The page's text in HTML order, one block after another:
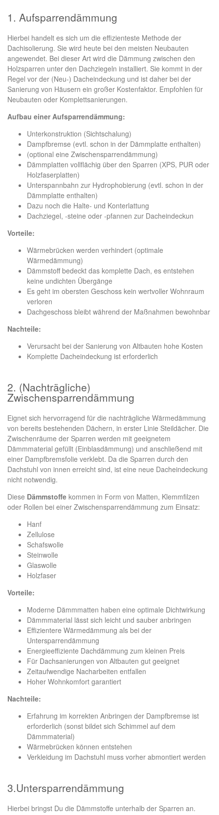
1. Aufsparrendämmung
Hierbei handelt es sich um die effizienteste Methode der
Dachisolierung. Sie wird heute bei den meisten Neubauten
angewendet. Bei dieser Art wird die Dämmung zwischen den
Holzsparren unter den Dachziegeln installiert. Sie kommt in der
Regel vor der (Neu-) Dacheindeckung und ist daher bei der
Sanierung von Häusern ein großer Kostenfaktor. Empfohlen für
Neubauten oder Komplettsanierungen.
Aufbau einer Aufsparrendämmung:
Unterkonstruktion (Sichtschalung)
Dampfbremse (evtl. schon in der Dämmplatte enthalten)
(optional eine Zwischensparrendämmung)
Dämmplatten vollflächig über den Sparren (XPS, PUR oder
Holzfaserplatten)
Unterspannbahn zur Hydrophobierung (evtl. schon in der
Dämmplatte enthalten)
Dazu noch die Halte- und Konterlattung
Dachziegel, -steine oder -pfannen zur Dacheindeckun
Vorteile:
Wärmebrücken werden verhindert (optimale
Wärmedämmung)
Dämmstoff bedeckt das komplette Dach, es entstehen
keine undichten Übergänge
Es geht im obersten Geschoss kein wertvoller Wohnraum
verloren
Dachgeschoss bleibt während der Maßnahmen bewohnbar
Nachteile:
Verursacht bei der Sanierung von Altbauten hohe Kosten
Komplette Dacheindeckung ist erforderlich
2. (Nachträgliche)
Zwischensparrendämmung
Eignet sich hervorragend für die nachträgliche Wärmedämmung
von bereits bestehenden Dächern, in erster Linie Steildächer. Die
Zwischenräume der Sparren werden mit geeignetem
Dämmmaterial gefüllt (Einblasdämmung) und anschließend mit
einer Dampfbremsfolie verklebt. Da die Sparren durch den
Dachstuhl von innen erreicht sind, ist eine neue Dacheindeckung
nicht notwendig.
Diese Dämmstoffe kommen in Form von Matten, Klemmfilzen
oder Rollen bei einer Zwischensparrendämmung zum Einsatz:
Hanf
Zellulose
Schafswolle
Steinwolle
Glaswolle
Holzfaser
Vorteile:
Moderne Dämmmatten haben eine optimale Dichtwirkung
Dämmmaterial lässt sich leicht und sauber anbringen
Effizientere Wärmedämmung als bei der
Untersparrendämmung
Energieeffiziente Dachdämmung zum kleinen Preis
Für Dachsanierungen von Altbauten gut geeignet
Zeitaufwendige Nacharbeiten entfallen
Hoher Wohnkomfort garantiert
Nachteile:
Erfahrung im korrekten Anbringen der Dampfbremse ist
erforderlich (sonst bildet sich Schimmel auf dem
Dämmmaterial)
Wärmebrücken können entstehen
Verkleidung im Dachstuhl muss vorher abmontiert werden
3.Untersparrendämmung
Hierbei bringst Du die Dämmstoffe unterhalb der Sparren an.